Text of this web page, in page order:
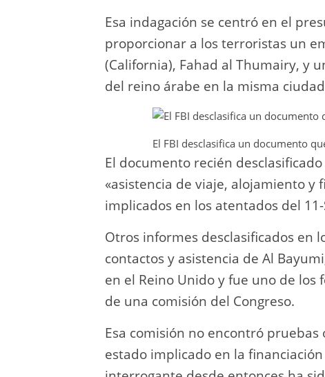
Esa indagación se centró en el
proporcionar a los terroristas un
(California), Fahad al Thumairy, y
del reino árabe en la misma
El FBI desclasifica un documento
El documento recién
«asistencia de viaje, alojamiento y
implicados en los atentados del
Otros informes desclasificados en
contactos y asistencia de Al
en el Reino Unido y fue uno de los
de una comisión del Congreso.
Esa comisión no encontró
estado implicado en la